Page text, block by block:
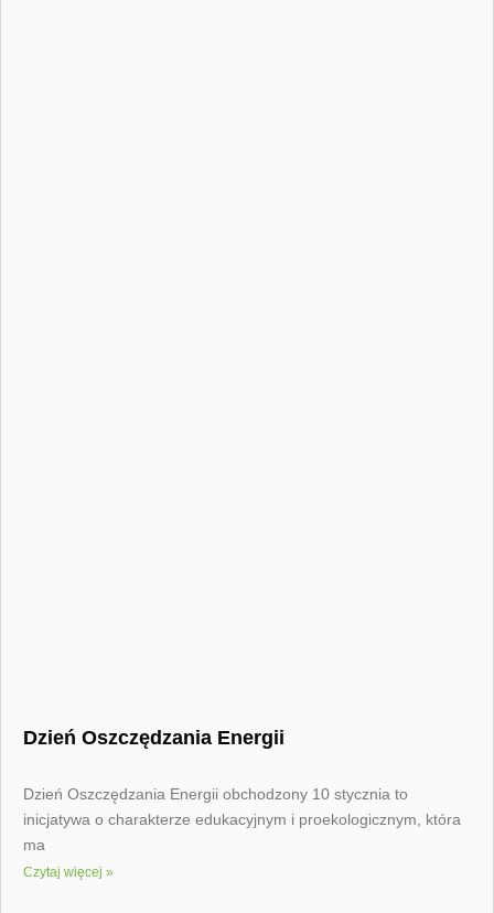
Dzień Oszczędzania Energii
Dzień Oszczędzania Energii obchodzony 10 stycznia to
inicjatywa o charakterze edukacyjnym i proekologicznym, która
ma
Czytaj więcej »